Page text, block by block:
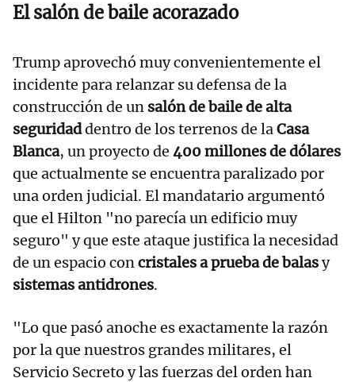
El salón de baile acorazado
Trump aprovechó muy convenientemente el
incidente para relanzar su defensa de la
construcción de un salón de baile de alta
seguridaddentro de los terrenos de laCasa
Blanca, un proyecto de 400 millones de dólares
que actualmente se encuentra paralizado por
una orden judicial. El mandatario argumentó
que el Hilton "no parecía un edificio muy
seguro" y que este ataque justifica la necesidad
de un espacio concristales a prueba de balasy
sistemas antidrones.
"Lo que pasó anoche es exactamente la razón
por la que nuestros grandes militares, el
Servicio Secreto y las fuerzas del orden han